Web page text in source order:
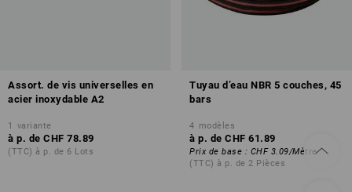
Assort. de vis universelles en
acier inoxydable A2
1 variante
à p. de CHF 78.89
(TTC) à p. de 6 Lots
Tuyau d’eau NBR 5 couches, 45
bars
4 modèles
à p. de CHF 61.89
Prix de base : CHF 3.09/Mètre
(TTC) à p. de 2 Pièces